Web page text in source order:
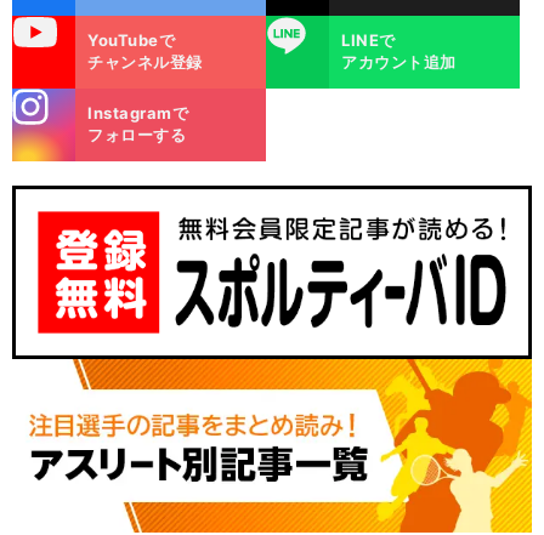
YouTubeで
チャンネル登録
LINE
LINEで
アカウント追加
m
Instagramで
フォローする